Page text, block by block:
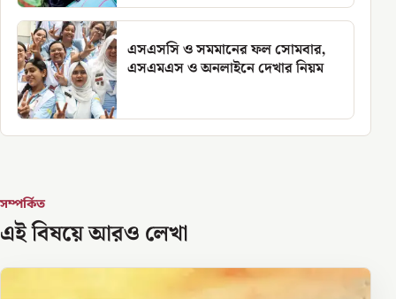
এসএসসি ও সমমানের ফল সোমবার,
এসএমএস ও অনলাইনে দেখার নিয়ম
সম্পর্কিত
এই বিষয়ে আরও লেখা